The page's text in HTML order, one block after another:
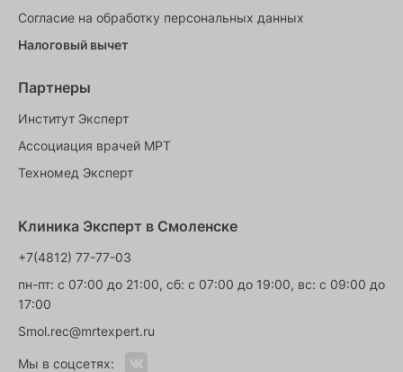
Согласие на обработку персональных данных
Налоговый вычет
Партнеры
Институт Эксперт
Ассоциация врачей МРТ
Техномед Эксперт
Клиника Эксперт в Смоленске
+7(4812) 77-77-03
пн-пт: с 07:00 до 21:00, сб: с 07:00 до 19:00, вс: с 09:00 до
17:00
Smol.rec@mrtexpert.ru
Мы в соцсетях: